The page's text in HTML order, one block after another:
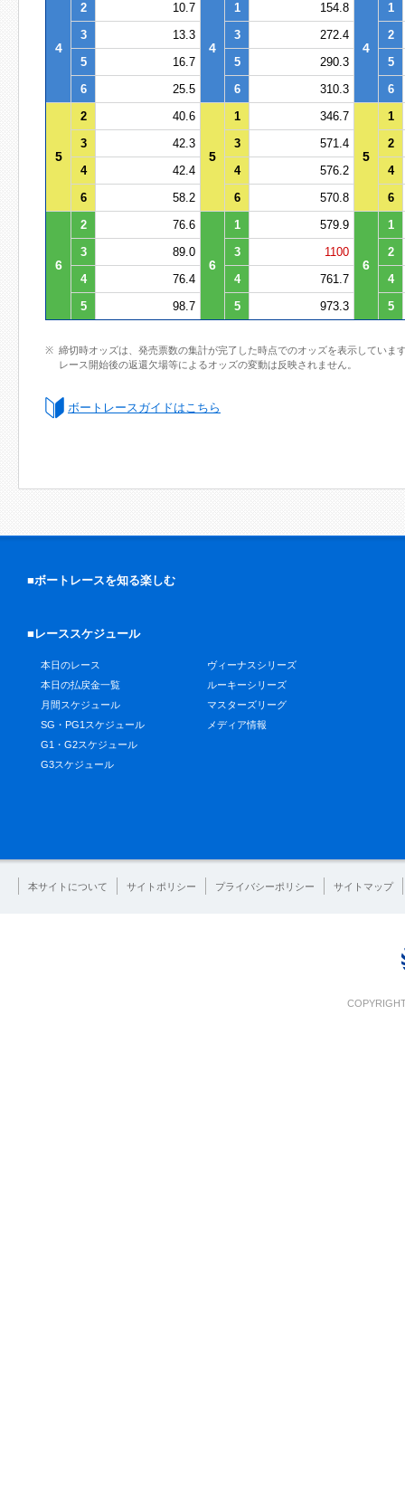
4
2 10.7
4
1 154.8
4
1
3
13.3 3 272.4
2
5
16.7 5 290.3
5
6
25.5 6 310.3 6
5
2 40.6
5
1 346.7
5
1
3
42.3 3 571.4
2
4
42.4 4 576.2
4
6
58.2 6 570.8 6
6
2 76.6
6
1 579.9
6
1
3
89.0 3 1100
2
4
76.4 4 761.7
4
5
98.7 5 973.3 5
締切時オッズは、発売票数の集計が完了した時点でのオッズを表示していま
レース開始後の返還欠場等によるオッズの変動は反映されません。
ボートレースガイドはこちら
■ボートレースを知る楽しむ
■レーススケジュール
本日のレース
本日の払戻金一覧
月間スケジュール
SG・PG1スケジュール
G1・G2スケジュール
G3スケジュール
ヴィーナスシリーズ
ルーキーシリーズ
マスターズリーグ
メディア情報
本サイトについて サイトポリシー プライバシーポリシー サイトマップ